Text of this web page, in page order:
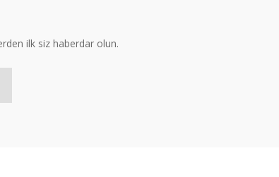
ilk siz haberdar olun.